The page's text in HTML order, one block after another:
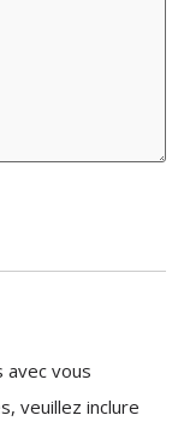
avec vous
veuillez inclure